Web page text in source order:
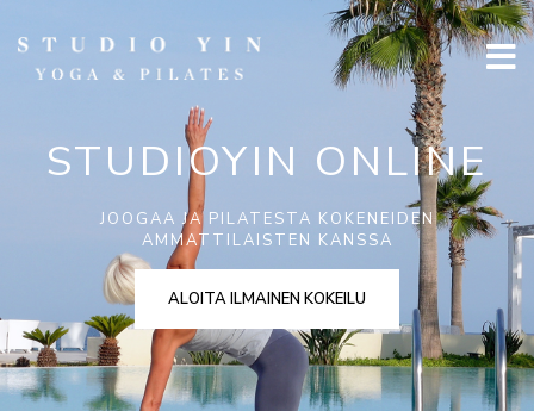
STUDIOYIN ONLINE
JOOGAA JA PILATESTA KOKENEIDEN
AMMATTILAISTEN KANSSA
ALOITA ILMAINEN KOKEILU